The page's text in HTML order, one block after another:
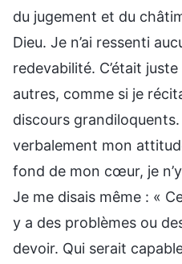
du jugement et du
Dieu. Je n’ai ressenti
redevabilité. C’était
autres, comme si je
discours
verbalement mon
fond de mon cœur, je
Je me disais même : «
y a des problèmes ou
devoir. Qui serait